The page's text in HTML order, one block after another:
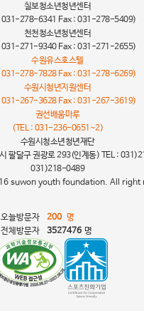
칠보청소년청년센터
031-278-6341 Fax : 031-278-5409)
천천청소년청년센터
031-271-9340 Fax : 031-271-2655)
수원유스호스텔
031-278-7828 Fax : 031-278-6269)
수원시청년지원센터
031-267-3628 Fax : 031-267-3619)
권선배움마루
(TEL : 031-236-0651~2)
수원시청소년청년재단
팔달구 권광로 293(인계동) TEL :
031)218-0489
suwon youth foundation. All right
오늘방문자 200 명
전체방문자
3527476 명